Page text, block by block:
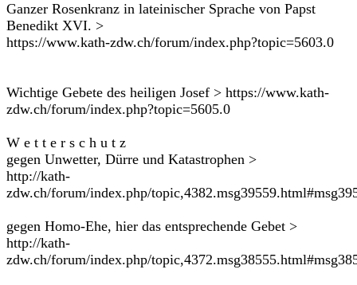
Ganzer Rosenkranz in lateinischer Sprache von Papst
Benedikt XVI. >
https://www.kath-zdw.ch/forum/index.php?topic=5603.0
Wichtige Gebete des heiligen Josef > https://www.kath-
zdw.ch/forum/index.php?topic=5605.0
W e t t e r s c h u t z
gegen Unwetter, Dürre und Katastrophen >
http://kath-
zdw.ch/forum/index.php/
gegen Homo-Ehe, hier das entsprechende Gebet >
http://kath-
zdw.ch/forum/index.php/